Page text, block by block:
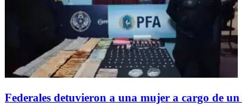
Federales detuvieron a una mujer a cargo de